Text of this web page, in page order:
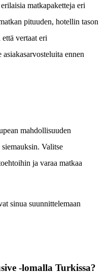
matkapaketteja eri
pituuden, hotellin tason
vertaat eri
ennen
mahdollisuuden
Valitse
ja varaa matkaa
sinua suunnittelemaan
-lomalla Turkissa?